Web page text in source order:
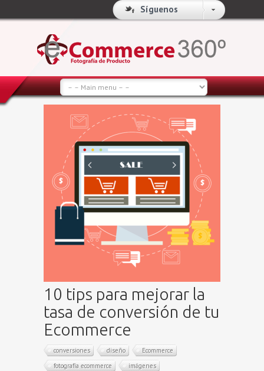
Síguenos
10 tips para mejorar la
tasa de conversión de tu
Ecommerce
conversiones diseño
Ecommerce
fotografía ecommerce
imágenes